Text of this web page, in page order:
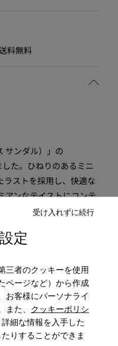
定
三者のクッキーを使用
ページなど）から作成
お客様にパーソナライ
た、 クッキーポリシ
細な情報を入手した
りすることができま
受け入れずに続行
料無料
サンダル）」の
た。ひねりのあるミニ
ストを採用し、快適な
アンなテイストにコンテ
やかなデザインが魅力で
く、心地よい感覚をも
アル 軽量 柔軟 耐久性
ンジ ワンカラー クロス
ャンキーソール コンフ